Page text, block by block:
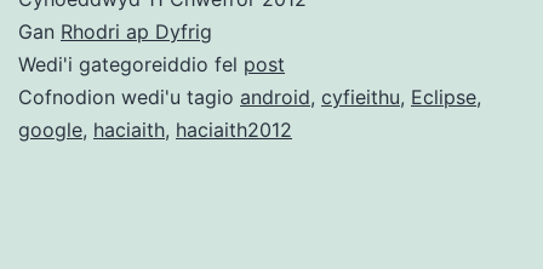
Gan Rhodri ap Dyfrig
Wedi'i gategoreiddio fel post
Cofnodion wedi'u tagio android, cyfieithu, Eclipse,
google, haciaith, haciaith2012